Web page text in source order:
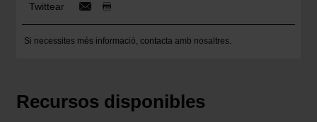
Twittear
Si necessites més informació, contacta amb nosaltres.
Recursos disponibles